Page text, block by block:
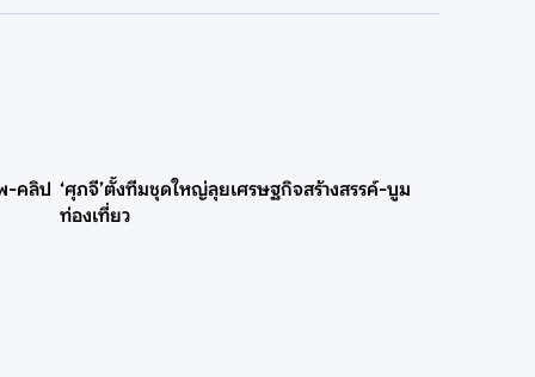
-คลิป ‘ศุภจี’ตั้งทีมชุดใหญ่ลุยเศรษฐกิจสร้างสรรค์-บูม
ท่องเที่ยว